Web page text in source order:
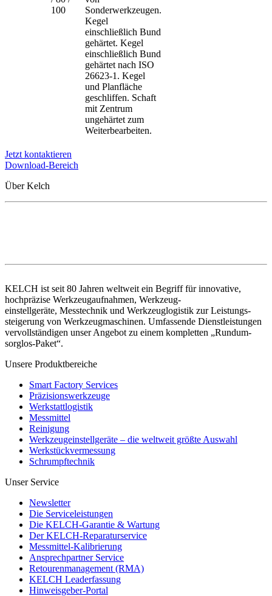
100
Sonderwerkzeugen.
Kegel
einschließlich Bund
gehärtet. Kegel
einschließlich Bund
gehärtet nach ISO
26623-1. Kegel
und Planfläche
geschliffen. Schaft
mit Zentrum
ungehärtet zum
Weiterbearbeiten.
Jetzt kontaktieren
Download-Bereich
Über Kelch
KELCH ist seit 80 Jahren weltweit ein Begriff für innovative,
hochpräzise Werkzeugaufnahmen, Werkzeug-
einstellgeräte, Messtechnik und Werkzeuglogistik zur Leistungs-
steigerung von Werkzeugmaschinen. Umfassende Dienstleistungen
vervollständigen unser Angebot zu einem kompletten „Rundum-
sorglos-Paket“.
Unsere Produktbereiche
Smart Factory Services
Präzisionswerkzeuge
Werkstattlogistik
Messmittel
Reinigung
Werkzeugeinstellgeräte – die weltweit größte Auswahl
Werkstückvermessung
Schrumpftechnik
Unser Service
Newsletter
Die Serviceleistungen
Die KELCH-Garantie & Wartung
Der KELCH-Reparaturservice
Messmittel-Kalibrierung
Ansprechpartner Service
Retourenmanagement (RMA)
KELCH Leaderfassung
Hinweisgeber-Portal